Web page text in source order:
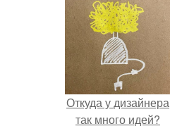
Откуда у дизайнера
так много идей?